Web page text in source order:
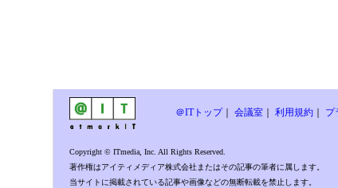
＠ITトップ｜ 会議室 利用規約 プ
Copyright © ITmedia, Inc. All Rights Reserved.
著作権はアイティメディア株式会社またはその記事の筆者に属します。
当サイトに掲載されている記事や画像などの無断転載を禁止します。